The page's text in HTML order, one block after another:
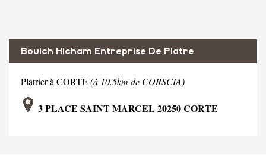
Bouich Hicham Entreprise De Platre
Platrier à CORTE(à 10.5km de CORSCIA)
3 PLACE SAINT MARCEL 20250 CORTE